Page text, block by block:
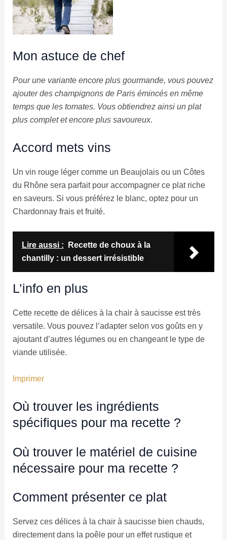
Mon astuce de chef
Pour une variante encore plus gourmande, vous pouvez
ajouter des champignons de Paris émincés en même
temps que les tomates. Vous obtiendrez ainsi un plat
plus complet et encore plus savoureux.
Accord mets vins
Un vin rouge léger comme un Beaujolais ou un Côtes
du Rhône sera parfait pour accompagner ce plat riche
en saveurs. Si vous préférez le blanc, optez pour un
Chardonnay frais et fruité.
Lire aussi :
Recette de choux à la
chantilly : un dessert irrésistible
L’info en plus
Cette recette de délices à la chair à saucisse est très
versatile. Vous pouvez l’adapter selon vos goûts en y
ajoutant d’autres légumes ou en changeant le type de
viande utilisée.
Imprimer
Où trouver les ingrédients
spécifiques pour ma recette ?
Où trouver le matériel de cuisine
nécessaire pour ma recette ?
Comment présenter ce plat
Servez ces délices à la chair à saucisse bien chauds,
directement dans la poêle pour un effet rustique et